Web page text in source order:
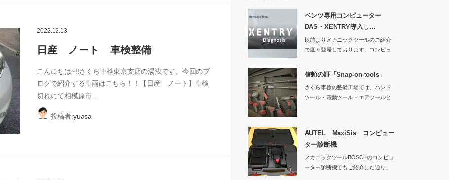
2022.12.13
日産 ノート 車検整備
こんにちは~!!さくら車検東京支店の湯浅です。今回のブ
ログで紹介する車両はこちら！！【日産 ノート】車検
切れにて相模原市…
投稿者:yuasa
ベンツ専用コンピューター
DAS・XENTRY導入し…
以前よりメカニックツールのご紹介
で度々登場しております、コンピュ
信頼の証「Snap-on tools」
さくら車検の整備工場では、ハンド
ツール・電動ツール・エアツールと
AUTEL MaxiSis コンピュー
ター診断機
メカニックツールBOSCHのコンピュ
ーター診断機でもご紹介した通り、